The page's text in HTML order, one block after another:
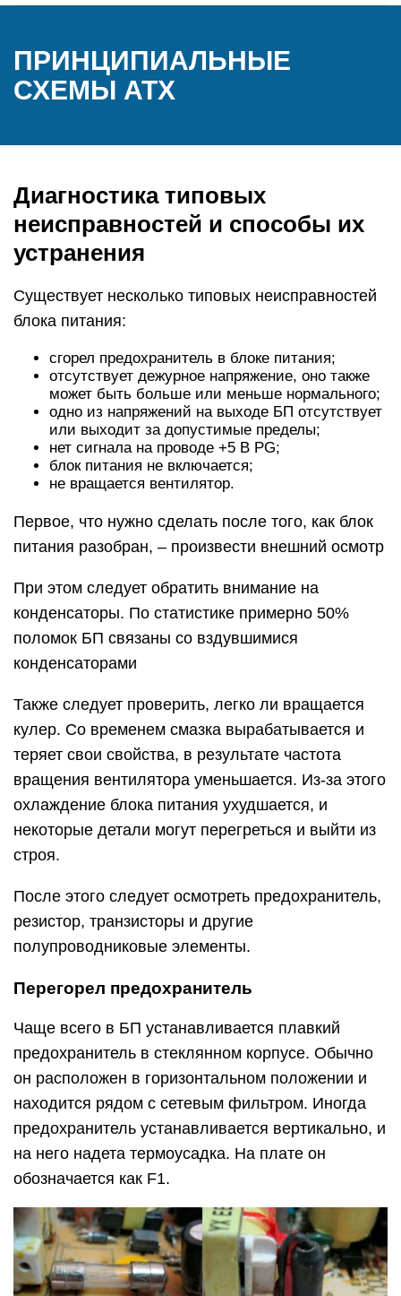
ПРИНЦИПИАЛЬНЫЕ
СХЕМЫ ATX
Диагностика типовых
неисправностей и способы их
устранения
Существует несколько типовых неисправностей
блока питания:
сгорел предохранитель в блоке питания;
отсутствует дежурное напряжение, оно также
может быть больше или меньше нормального;
одно из напряжений на выходе БП отсутствует
или выходит за допустимые пределы;
нет сигнала на проводе +5 В PG;
блок питания не включается;
не вращается вентилятор.
Первое, что нужно сделать после того, как блок
питания разобран, – произвести внешний осмотр
При этом следует обратить внимание на
конденсаторы. По статистике примерно 50%
поломок БП связаны со вздувшимися
конденсаторами
Также следует проверить, легко ли вращается
кулер. Со временем смазка вырабатывается и
теряет свои свойства, в результате частота
вращения вентилятора уменьшается. Из-за этого
охлаждение блока питания ухудшается, и
некоторые детали могут перегреться и выйти из
строя.
После этого следует осмотреть предохранитель,
резистор, транзисторы и другие
полупроводниковые элементы.
Перегорел предохранитель
Чаще всего в БП устанавливается плавкий
предохранитель в стеклянном корпусе. Обычно
он расположен в горизонтальном положении и
находится рядом с сетевым фильтром. Иногда
предохранитель устанавливается вертикально, и
на него надета термоусадка. На плате он
обозначается как F1.